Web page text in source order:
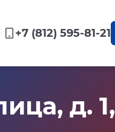
+7 (812) 595-81-21
д. 1,